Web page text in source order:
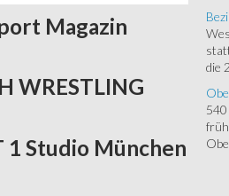
die
Magazin
WRESTLING
1 Studio München